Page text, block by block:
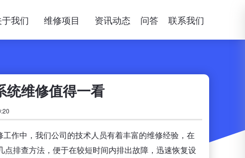
我们 维修项目 资讯动态 问答 联系我们
统维修值得一看
工作中，我们公司的技术人员有着丰富的维修经验，在
排查方法，便于在较短时间内排出故障，迅速恢复设